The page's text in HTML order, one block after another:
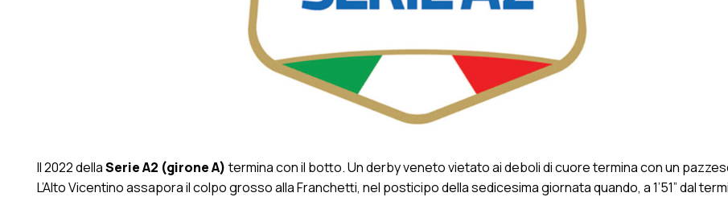
Il 2022 dellaSerie A2 (girone A)termina con il botto. Un derby veneto vietato ai deboli di cuore termina con un
L’Alto Vicentino assapora il colpo grosso alla Franchetti, nel posticipo della sedicesima giornata quando, a 1’51” dal